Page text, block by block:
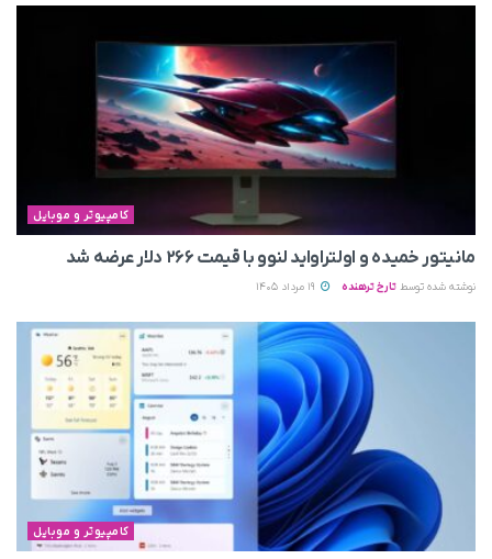
کامپیوتر و موبایل
مانیتور خمیده و اولتراواید لنوو با قیمت ۲۶۶ دلار عرضه شد
نوشته شده توسط تارخ ترهنده
کامپیوتر و موبایل